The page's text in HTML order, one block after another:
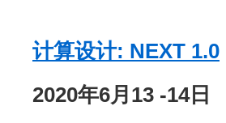
计算设计: NEXT 1.0
2020年6月13 -14日